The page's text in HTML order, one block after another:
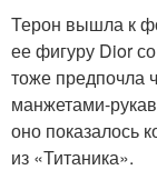
Терон вышла к
ее фигуру Dior
тоже
манжетами-
оно показалось
из «Титаника».